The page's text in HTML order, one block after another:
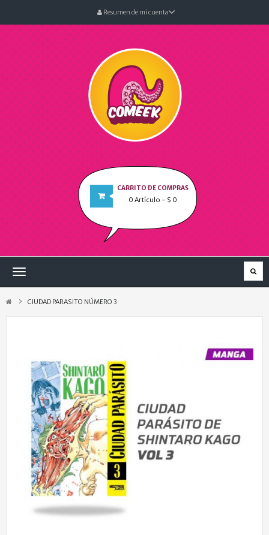
Resumen de mi cuenta
CARRITO DE COMPRAS
0 Artículo - $ 0
Navegación
CIUDAD PARASITO NÚMERO 3